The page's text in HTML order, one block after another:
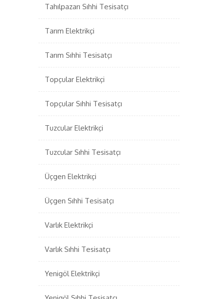
Tahılpazarı Sıhhi Tesisatçı
Tarım Elektrikçi
Tarım Sıhhi Tesisatçı
Topçular Elektrikçi
Topçular Sıhhi Tesisatçı
Tuzcular Elektrikçi
Tuzcular Sıhhi Tesisatçı
Üçgen Elektrikçi
Üçgen Sıhhi Tesisatçı
Varlık Elektrikçi
Varlık Sıhhi Tesisatçı
Yenigöl Elektrikçi